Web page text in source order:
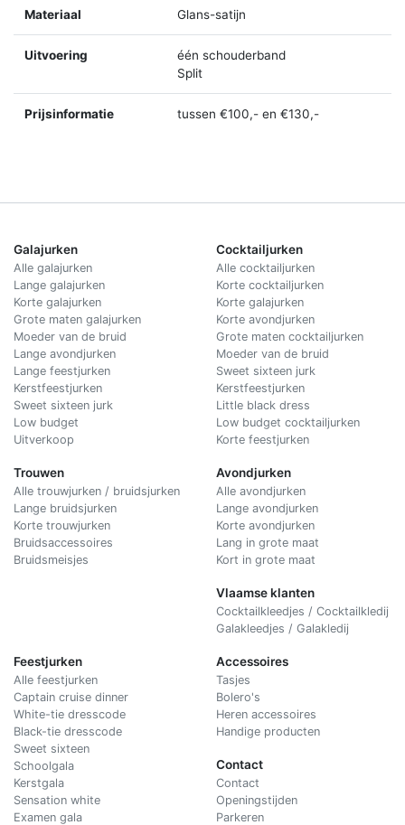
Materiaal Glans-satijn
Uitvoering
één schouderband
Split
Prijsinformatie tussen €100,- en €130,-
Galajurken
Alle galajurken
Lange galajurken
Korte galajurken
Grote maten galajurken
Moeder van de bruid
Lange avondjurken
Lange feestjurken
Kerstfeestjurken
Sweet sixteen jurk
Low budget
Uitverkoop
Trouwen
Alle trouwjurken / bruidsjurken
Lange bruidsjurken
Korte trouwjurken
Bruidsaccessoires
Bruidsmeisjes
Cocktailjurken
Alle cocktailjurken
Korte cocktailjurken
Korte galajurken
Korte avondjurken
Grote maten cocktailjurken
Moeder van de bruid
Sweet sixteen jurk
Kerstfeestjurken
Little black dress
Low budget cocktailjurken
Korte feestjurken
Avondjurken
Alle avondjurken
Lange avondjurken
Korte avondjurken
Lang in grote maat
Kort in grote maat
Vlaamse klanten
Cocktailkleedjes / Cocktailkledij
Galakleedjes / Galakledij
Feestjurken
Alle feestjurken
Captain cruise dinner
White-tie dresscode
Black-tie dresscode
Sweet sixteen
Schoolgala
Kerstgala
Sensation white
Examen gala
Accessoires
Tasjes
Bolero's
Heren accessoires
Handige producten
Contact
Contact
Openingstijden
Parkeren